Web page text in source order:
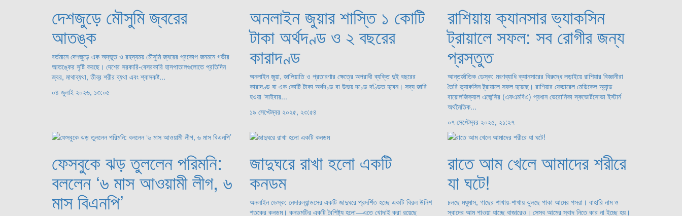
দেশজুড়ে মৌসুমি জ্বরের
আতঙ্ক
বর্তমানে দেশজুড়ে এক অদ্ভুত ও রহস্যময় মৌসুমি জ্বরের প্রকোপ জনমনে গভীর
আতঙ্কের সৃষ্টি করছে। দেশের সরকারি-বেসরকারি হাসপাতালগুলোতে প্রতিদিন
জ্বর, মাথাব্যথা, তীব্র শরীর ব্যথা এবং শ্বাসকষ্ট...
০৪ জুলাই ২০২৬, ১৩:০৫
অনলাইন জুয়ার শাস্তি ১ কোটি
টাকা অর্থদণ্ড ও ২ বছরের
কারাদণ্ড
অনলাইন জুয়া, জালিয়াতি ও প্রতারণার ক্ষেত্রে অপরাধী ব্যক্তি দুই বছরের
কারাদণ্ড বা এক কোটি টাকা অর্থদণ্ড বা উভয় দণ্ডে দণ্ডিত হবেন। সদ্য জারি
হওয়া ‘সাইবার...
১৯ সেপ্টেম্বর ২০২৫, ২৩:৫৪
রাশিয়ায় ক্যানসার ভ্যাকসিন
ট্রায়ালে সফল: সব রোগীর জন্য
প্রস্তুত
আন্তর্জাতিক ডেস্ক: মরণব্যাধি ক্যানসারের বিরুদ্ধে লড়াইয়ে রাশিয়ার বিজ্ঞানীরা
তৈরি ভ্যাকসিন ট্রায়ালে সফল হয়েছে। রাশিয়ার ফেডারেল মেডিকেল অ্যান্ড
বায়োলজিক্যাল এজেন্সির (এফএমবিএ) প্রধান ভেরোনিকা স্কভোর্টসোভা ইস্টার্ন
অর্থনৈতিক...
০৭ সেপ্টেম্বর ২০২৫, ২১:২৭
ফেসবুকে ঝড় তুললেন পরিমনি:
বললেন ‘৬ মাস আওয়ামী লীগ, ৬
মাস বিএনপি’
জাদুঘরে রাখা হলো একটি
কনডম
অনলাইন ডেস্ক: নেদারল্যান্ডসের একটি জাদুঘরে প্রদর্শিত হচ্ছে একটি বিরল উনিশ
শতকের কনডম। কনডমটির একটি বৈশিষ্ট্য হলো—এতে খোদাই করা রয়েছে
রাতে আম খেলে আমাদের শরীরে
যা ঘটে!
চলছে মধুমাস, গাছের শাখায়-শাখায় ঝুলছে পাকা আমের পসরা। বাহারি নাম ও
স্বাদের আম পাওয়া যাচ্ছে বাজারেও। সেসব আমের স্বাদ নিতে কার না ইচ্ছে হয়।